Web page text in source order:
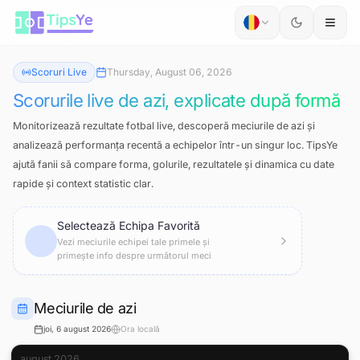
Sari la conținut
Scoruri Live Thursday, August 06, 2026
Scorurile live de azi, explicate după formă
Monitorizează rezultate fotbal live, descoperă meciurile de azi și
analizează performanța recentă a echipelor într-un singur loc. TipsYe
ajută fanii să compare forma, golurile, rezultatele și dinamica cu date
rapide și context statistic clar.
Selectează Echipa Favorită
Vezi meciurile echipei tale primele și
primește info despre următorul meci
Meciurile de azi
joi, 6 august 2026 Ora locală